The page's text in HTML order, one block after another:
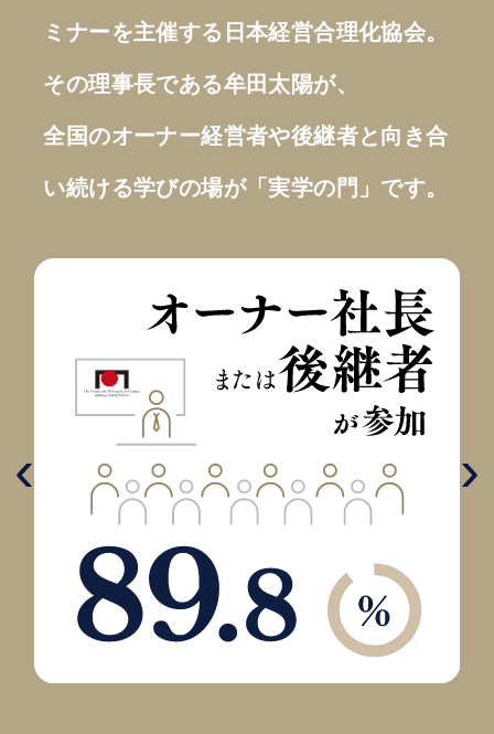
ミナーを主催する日本経営合理化協会。
その理事長である牟田太陽が、
全国のオーナー経営者や後継者と向き合
い続ける学びの場が「実学の門」です。
‹ ›